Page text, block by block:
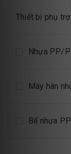
Thiết bị phụ
Nhựa PP/
Máy hàn
Bể nhựa